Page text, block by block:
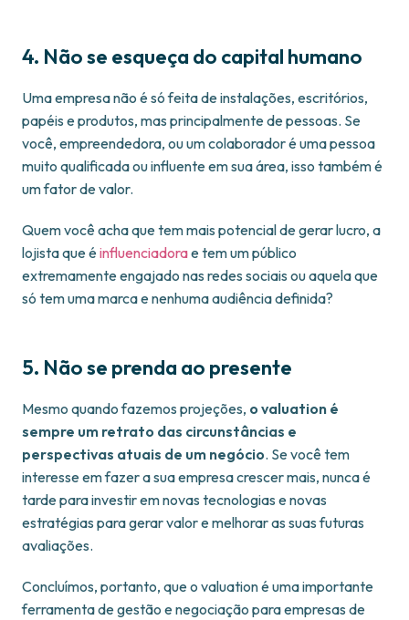
4. Não se esqueça do capital humano
Uma empresa não é só feita de instalações, escritórios,
papéis e produtos, mas principalmente de pessoas. Se
você, empreendedora, ou um colaborador é uma pessoa
muito qualificada ou influente em sua área, isso também é
um fator de valor.
Quem você acha que tem mais potencial de gerar lucro, a
lojista que éinfluenciadorae tem um público
extremamente engajado nas redes sociais ou aquela que
só tem uma marca e nenhuma audiência definida?
5. Não se prenda ao presente
Mesmo quando fazemos projeções, o valuation é
sempre um retrato das circunstâncias e
perspectivas atuais de um negócio. Se você tem
interesse em fazer a sua empresa crescer mais, nunca é
tarde para investir em novas tecnologias e novas
estratégias para gerar valor e melhorar as suas futuras
avaliações.
Concluímos, portanto, que o valuation é uma importante
ferramenta de gestão e negociação para empresas de